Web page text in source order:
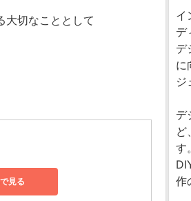
大切なこととして
見る
イ
デ
デ
に
ジ
デ
ど
す
作